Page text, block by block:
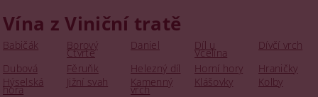
Vína z Viniční tratě
Babičák Borový
Čtvrtě
Daniel Díl u
Včelína
Dívčí vrch
Dubová
Fěruňk Helezný díl Horní hory
Hraničky
Hýselská
hora
Jižní svah Kamenný
vrch
Klášovky
Kolby